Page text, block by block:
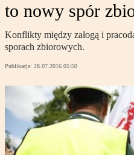
to nowy spór
Konflikty między załogą i
sporach zbiorowych.
Publikacja: 28.07.2016 05:50